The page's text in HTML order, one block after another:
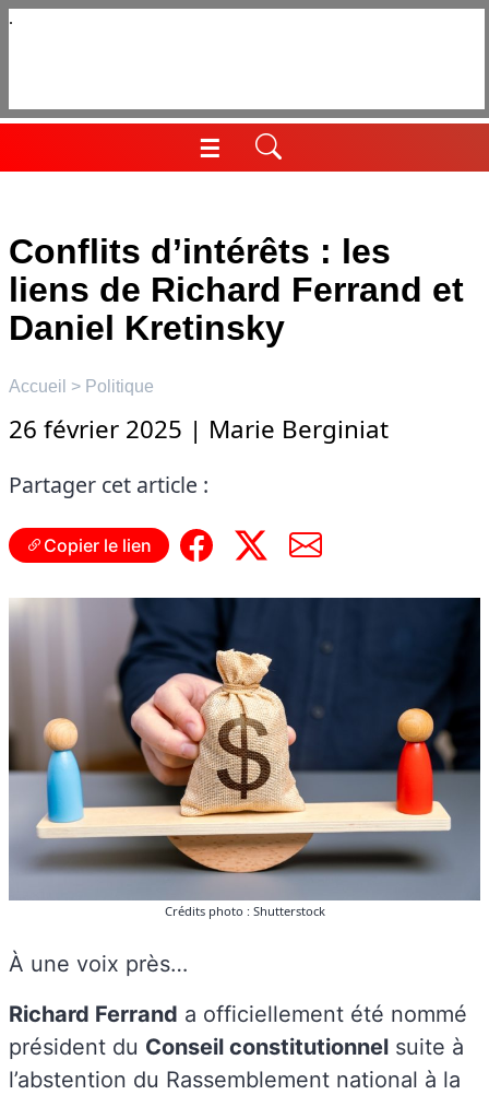
Aller
☰
Menu
Conflits d’intérêts : les
liens de Richard Ferrand et
Daniel Kretinsky
Accueil > Politique
26 février 2025 | Marie Berginiat
Partager cet article :
Copier le lien
Crédits photo : Shutterstock
À une voix près…
Richard Ferrand a officiellement été nommé
président du Conseil constitutionnel suite à
l’abstention du Rassemblement national à la